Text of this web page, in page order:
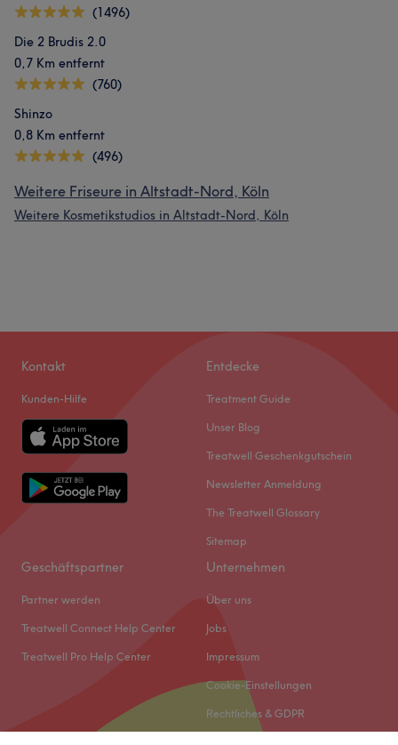
(1496)
Die 2 Brudis 2.0
0,7 Km entfernt
(760)
Shinzo
0,8 Km entfernt
(496)
Weitere Friseure in Altstadt-Nord, Köln
Weitere Kosmetikstudios in Altstadt-Nord, Köln
Kontakt
Kunden-Hilfe
Entdecke
Treatment Guide
Unser Blog
Treatwell Geschenkgutschein
Newsletter Anmeldung
The Treatwell Glossary
Sitemap
Geschäftspartner
Partner werden
Treatwell Connect Help Center
Treatwell Pro Help Center
Unternehmen
Über uns
Jobs
Impressum
Cookie-Einstellungen
Rechtliches & GDPR